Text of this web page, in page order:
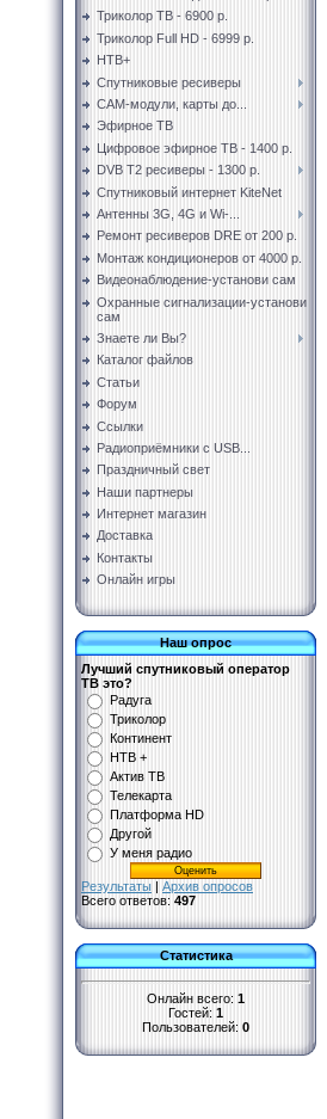
Триколор ТВ - 6900 р.
Триколор Full HD - 6999 р.
НТВ+
Спутниковые ресиверы
CAM-модули, карты до...
Эфирное ТВ
Цифровое эфирное ТВ - 1400 р.
DVB T2 ресиверы - 1300 р.
Спутниковый интернет KiteNet
Антенны 3G, 4G и Wi-...
Ремонт ресиверов DRE от 200 р.
Монтаж кондиционеров от 4000 р.
Видеонаблюдение-установи сам
Охранные сигнализации-установи
сам
Знаете ли Вы?
Каталог файлов
Статьи
Форум
Ссылки
Радиоприёмники с USB...
Праздничный свет
Наши партнеры
Интернет магазин
Доставка
Контакты
Онлайн игры
Наш опрос
Лучший спутниковый оператор
ТВ это?
Радуга
Триколор
Континент
НТВ +
Актив ТВ
Телекарта
Платформа HD
Другой
У меня радио
Результаты | Архив опросов
Всего ответов: 497
Статистика
Онлайн всего: 1
Гостей: 1
Пользователей: 0